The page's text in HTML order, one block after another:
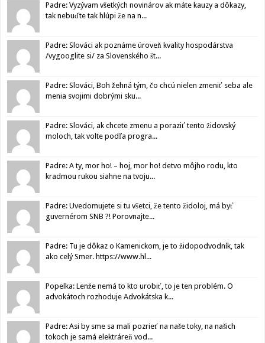
Padre: Vyzývam všetkých novinárov ak máte kauzy a dôkazy,
tak nebuďte tak hlúpi že na n...
Padre: Slováci ak poznáme úroveň kvality hospodárstva
/vygooglite si/ za Slovenského št...
Padre: Slováci, Boh žehná tým, čo chcú nielen zmeniť seba ale
menia svojimi dobrými sku...
Padre: Slováci, ak chcete zmenu a poraziť tento židovský
moloch, tak volte podľa progra...
Padre: A ty, mor ho! – hoj, mor ho! detvo môjho rodu, kto
kradmou rukou siahne na tvoju...
Padre: Uvedomujete si tu všetci, že tento židoloj, má byť
guvernérom SNB ?! Porovnajte...
Padre: Tu je dôkaz o Kamenickom, je to židopodvodník, tak
ako celý Smer. https://www.hl...
Popelka: Lenže nemá to kto urobiť, to je ten problém. O
advokátoch rozhoduje Advokátska k...
Padre: Asi by sme sa mali pozrieť na naše toky, na našich
tokoch je samá elektráreň vod...